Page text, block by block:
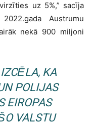
uz 5%,” sacīja
Austrumu
nekā 900 miljoni
KA
POLIJAS
EIROPAS
VALSTU